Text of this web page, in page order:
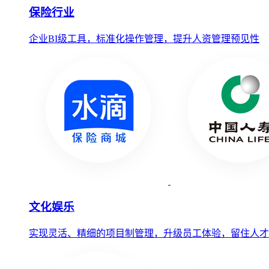
保险行业
企业BI级工具，标准化操作管理，提升人资管理预见性
文化娱乐
实现灵活、精细的项目制管理，升级员工体验，留住人才